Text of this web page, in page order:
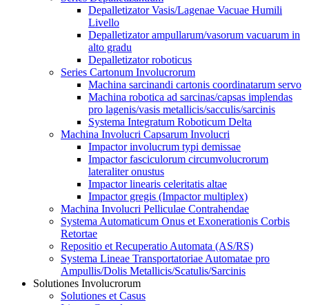
Depalletizator Vasis/Lagenae Vacuae Humili
Livello
Depalletizator ampullarum/vasorum vacuarum in
alto gradu
Depalletizator roboticus
Series Cartonum Involucrorum
Machina sarcinandi cartonis coordinatarum servo
Machina robotica ad sarcinas/capsas implendas
pro lagenis/vasis metallicis/sacculis/sarcinis
Systema Integratum Roboticum Delta
Machina Involucri Capsarum Involucri
Impactor involucrum typi demissae
Impactor fasciculorum circumvolucrorum
lateraliter onustus
Impactor linearis celeritatis altae
Impactor gregis (Impactor multiplex)
Machina Involucri Pelliculae Contrahendae
Systema Automaticum Onus et Exonerationis Corbis
Retortae
Repositio et Recuperatio Automata (AS/RS)
Systema Lineae Transportatoriae Automatae pro
Ampullis/Dolis Metallicis/Scatulis/Sarcinis
Solutiones Involucrorum
Solutiones et Casus